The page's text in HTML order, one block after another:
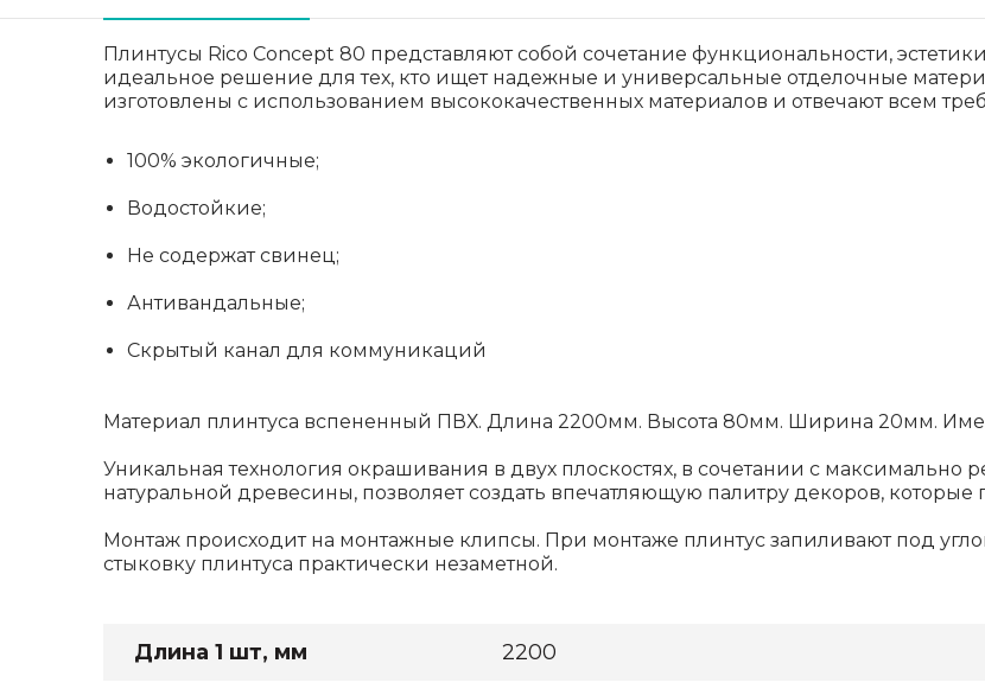
Плинтусы Rico Concept 80 представляют собой сочетание функциональности,
идеальное решение для тех, кто ищет надежные и универсальные отделочные
изготовлены с использованием высококачественных материалов и отвечают всем
100% экологичные;
Водостойкие;
Не содержат свинец;
Антивандальные;
Скрытый канал для коммуникаций
Материал плинтуса вспененный ПВХ. Длина 2200мм. Высота 80мм. Ширина 20мм.
Уникальная технология окрашивания в двух плоскостях, в сочетании с
натуральной древесины, позволяет создать впечатляющую палитру декоров,
Монтаж происходит на монтажные клипсы. При монтаже плинтус запиливают под
стыковку плинтуса практически незаметной.
Длина 1 шт, мм 2200